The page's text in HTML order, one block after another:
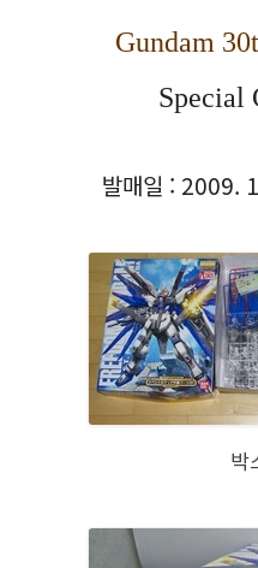
Gundam
Special
발매일 : 2009.
박